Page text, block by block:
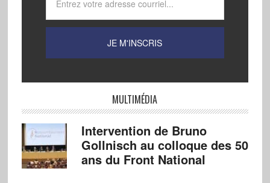
MULTIMÉDIA
Intervention de Bruno
Gollnisch au colloque des 50
ans du Front National